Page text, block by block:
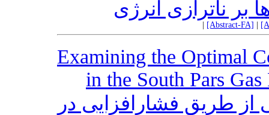
بر ناترازی انرژی
[Abstract-FA]
Examining the Optimal
in the South Pars
از طریق فشارافزایی در